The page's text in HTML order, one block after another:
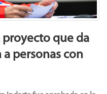
que da
personas con